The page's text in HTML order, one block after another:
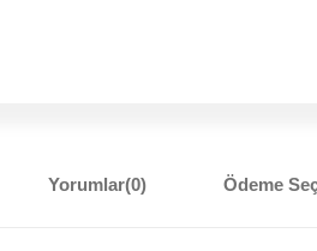
Yorumlar(0) Ödeme